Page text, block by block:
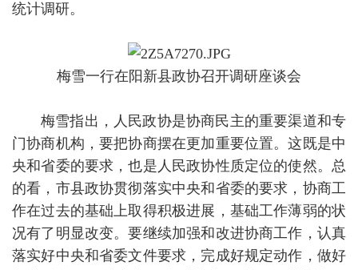
统计调研。
梅雪一行在阳新县政协召开调研座谈会
梅雪指出，人民政协是协商民主的重要渠道和专
门协商机构，要把协商摆在更加重要位置。这既是中
央和省委的要求，也是人民政协性质定位的使然。总
的看，市县政协贯彻落实中央和省委的要求，协商工
作在过去的基础上取得积极进展，基础工作薄弱的状
况有了明显改变。要继续加强和改进协商工作，认真
落实好中央和省委文件要求，完成好规定动作，做好